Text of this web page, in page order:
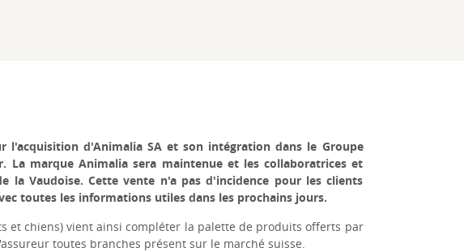
l'acquisition d'Animalia SA et son intégration dans le Groupe
marque Animalia sera maintenue et les collaboratrices et
Vaudoise. Cette vente n'a pas d'incidence pour les clients
toutes les informations utiles dans les prochains jours.
et chiens) vient ainsi compléter la palette de produits offerts par
toutes branches présent sur le marché suisse.